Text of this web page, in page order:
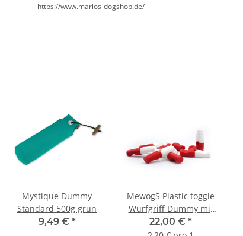
https://www.marios-dogshop.de/
Mystique Dummy
Standard 500g grün
9,49 € *
MewogS Plastic toggle
Wurfgriff Dummy mit
Beschriftung rot-weiß
10
22,00 € *